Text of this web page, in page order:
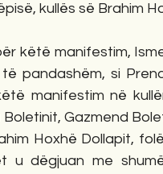
kullës së Brahim
këtë manifestim,
pandashëm, si
manifestim në
Gazmend
Hoxhë Dollapit,
u dëgjuan me